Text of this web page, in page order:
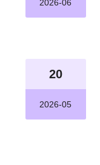
2026-06
20
2026-05